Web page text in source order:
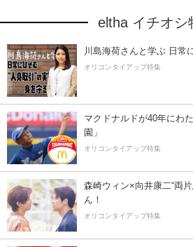
eltha イチオシ
川島海荷さんと学ぶ 日常
オリコンタイアップ特集
マクドナルドが40年にわ
園」
オリコンタイアップ特集
森崎ウィン×向井康二“両
ん！
オリコンタイアップ特集